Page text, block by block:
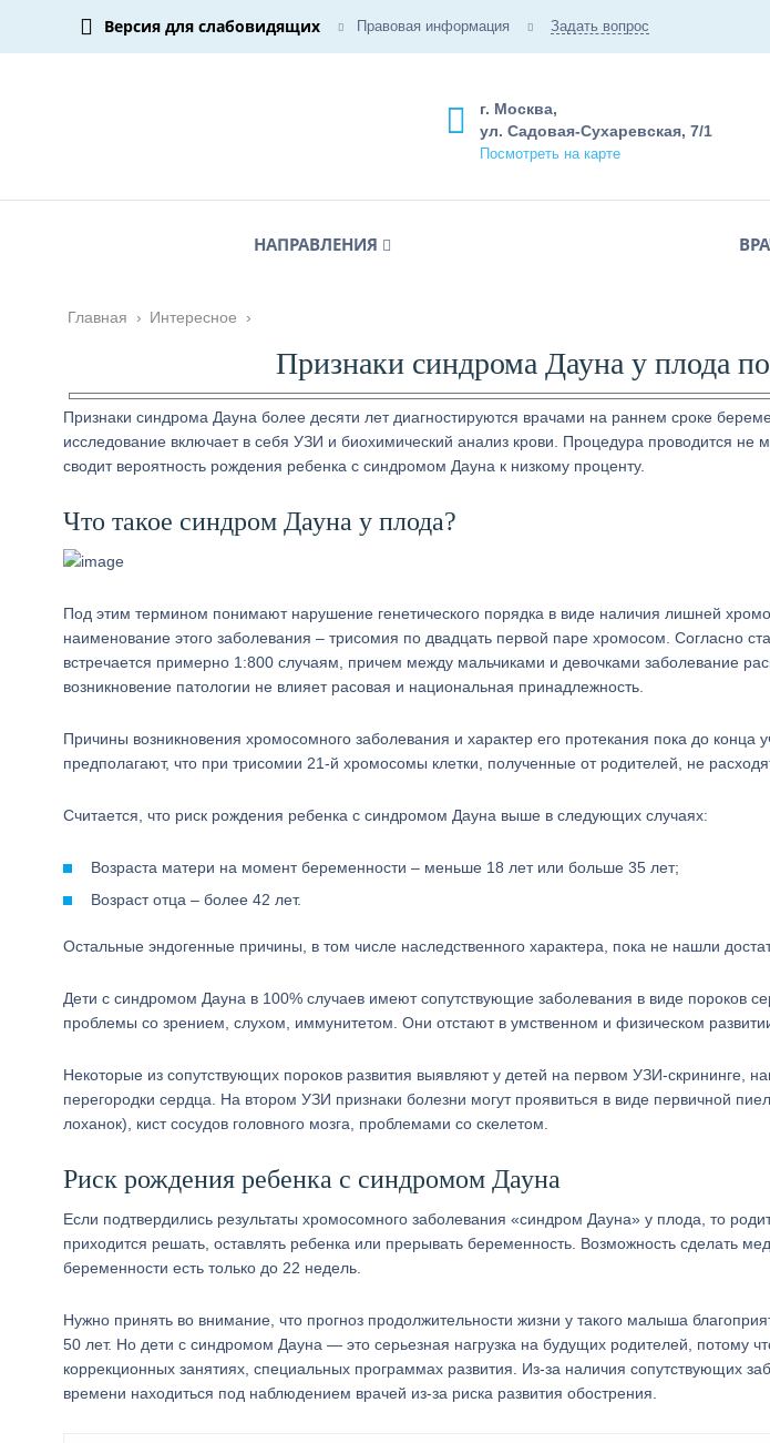
Версия для слабовидящих Правовая информация Задать вопрос
г. Москва,
ул. Садовая-Сухаревская, 7/1
Посмотреть на карте
НАПРАВЛЕНИЯ
Главная › Интересное ›
Признаки синдрома Дауна у плода
Признаки синдрома Дауна более десяти лет диагностируются врачами на раннем сроке
исследование включает в себя УЗИ и биохимический анализ крови. Процедура проводится не
сводит вероятность рождения ребенка с синдромом Дауна к низкому проценту.
Что такое синдром Дауна у плода?
Под этим термином понимают нарушение генетического порядка в виде наличия лишней
наименование этого заболевания – трисомия по двадцать первой паре хромосом. Согласно
встречается примерно 1:800 случаям, причем между мальчиками и девочками заболевание
возникновение патологии не влияет расовая и национальная принадлежность.
Причины возникновения хромосомного заболевания и характер его протекания пока до
предполагают, что при трисомии 21-й хромосомы клетки, полученные от родителей, не
Считается, что риск рождения ребенка с синдромом Дауна выше в следующих случаях:
Возраста матери на момент беременности – меньше 18 лет или больше 35 лет;
Возраст отца – более 42 лет.
Остальные эндогенные причины, в том числе наследственного характера, пока не нашли
Дети с синдромом Дауна в 100% случаев имеют сопутствующие заболевания в виде пороков
проблемы со зрением, слухом, иммунитетом. Они отстают в умственном и физическом развитии
Некоторые из сопутствующих пороков развития выявляют у детей на первом УЗИ-скрининге,
перегородки сердца. На втором УЗИ признаки болезни могут проявиться в виде первичной
лоханок), кист сосудов головного мозга, проблемами со скелетом.
Риск рождения ребенка с синдромом Дауна
Если подтвердились результаты хромосомного заболевания «синдром Дауна» у плода, то
приходится решать, оставлять ребенка или прерывать беременность. Возможность сделать
беременности есть только до 22 недель.
Нужно принять во внимание, что прогноз продолжительности жизни у такого малыша
50 лет. Но дети с синдромом Дауна — это серьезная нагрузка на будущих родителей, потому
коррекционных занятиях, специальных программах развития. Из-за наличия сопутствующих
времени находиться под наблюдением врачей из-за риска развития обострения.